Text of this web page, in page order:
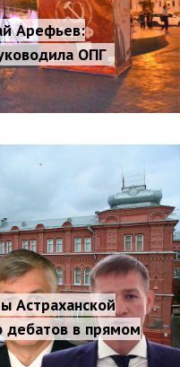
Арефьев:
ОПГ
Астраханской
дебатов в прямом